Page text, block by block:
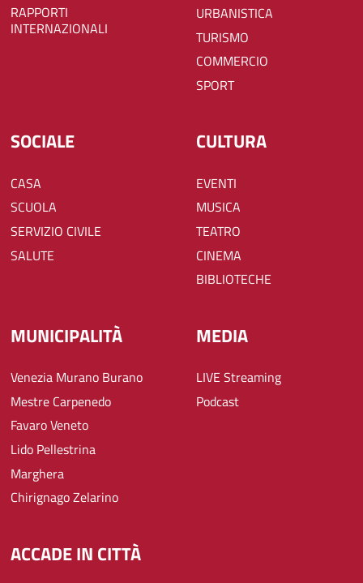
RAPPORTI
INTERNAZIONALI
URBANISTICA
TURISMO
COMMERCIO
SPORT
SOCIALE
CASA
SCUOLA
SERVIZIO CIVILE
SALUTE
CULTURA
EVENTI
MUSICA
TEATRO
CINEMA
BIBLIOTECHE
MUNICIPALITÀ
Venezia Murano Burano
Mestre Carpenedo
Favaro Veneto
Lido Pellestrina
Marghera
Chirignago Zelarino
MEDIA
LIVE Streaming
Podcast
ACCADE IN CITTÀ